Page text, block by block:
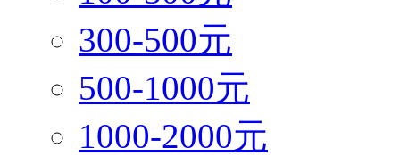
300-500元
500-1000元
1000-2000元